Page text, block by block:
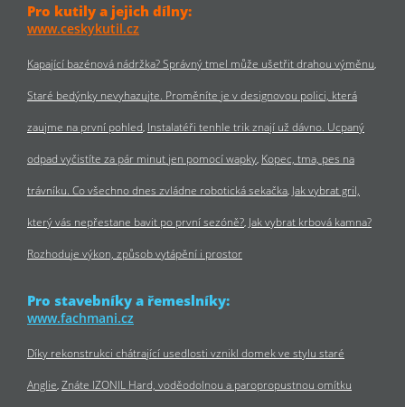
Pro kutily a jejich dílny:
www.ceskykutil.cz
Kapající bazénová nádržka? Správný tmel může ušetřit drahou výměnu
Staré bedýnky nevyhazujte. Proměníte je v designovou polici, která
zaujme na první pohled Instalatéři tenhle trik znají už dávno. Ucpaný
odpad vyčistíte za pár minut jen pomocí wapky Kopec, tma, pes na
trávníku. Co všechno dnes zvládne robotická sekačka Jak vybrat gril,
který vás nepřestane bavit po první sezóně? Jak vybrat krbová kamna?
Rozhoduje výkon, způsob vytápění i prostor
Pro stavebníky a řemeslníky:
www.fachmani.cz
Díky rekonstrukci chátrající usedlosti vznikl domek ve stylu staré
Anglie Znáte IZONIL Hard, voděodolnou a paropropustnou omítku